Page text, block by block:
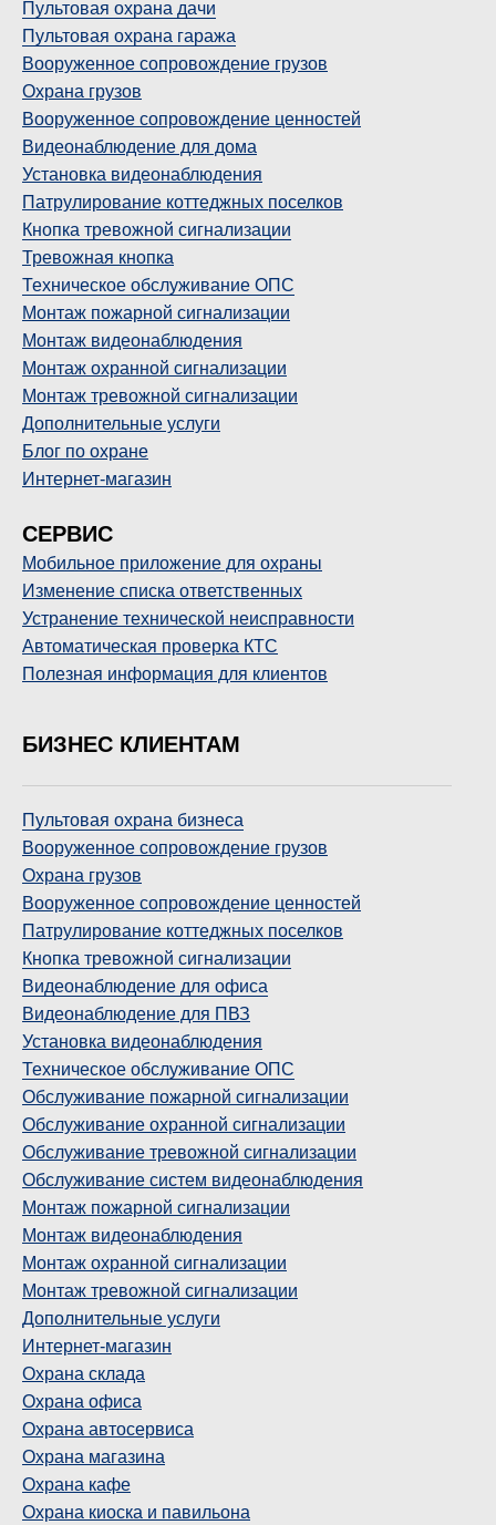
Пультовая охрана дачи
Пультовая охрана гаража
Вооруженное сопровождение грузов
Охрана грузов
Вооруженное сопровождение ценностей
Видеонаблюдение для дома
Установка видеонаблюдения
Патрулирование коттеджных поселков
Кнопка тревожной сигнализации
Тревожная кнопка
Техническое обслуживание ОПС
Монтаж пожарной сигнализации
Монтаж видеонаблюдения
Монтаж охранной сигнализации
Монтаж тревожной сигнализации
Дополнительные услуги
Блог по охране
Интернет-магазин
СЕРВИС
Мобильное приложение для охраны
Изменение списка ответственных
Устранение технической неисправности
Автоматическая проверка КТС
Полезная информация для клиентов
БИЗНЕС КЛИЕНТАМ
Пультовая охрана бизнеса
Вооруженное сопровождение грузов
Охрана грузов
Вооруженное сопровождение ценностей
Патрулирование коттеджных поселков
Кнопка тревожной сигнализации
Видеонаблюдение для офиса
Видеонаблюдение для ПВЗ
Установка видеонаблюдения
Техническое обслуживание ОПС
Обслуживание пожарной сигнализации
Обслуживание охранной сигнализации
Обслуживание тревожной сигнализации
Обслуживание систем видеонаблюдения
Монтаж пожарной сигнализации
Монтаж видеонаблюдения
Монтаж охранной сигнализации
Монтаж тревожной сигнализации
Дополнительные услуги
Интернет-магазин
Охрана склада
Охрана офиса
Охрана автосервиса
Охрана магазина
Охрана кафе
Охрана киоска и павильона